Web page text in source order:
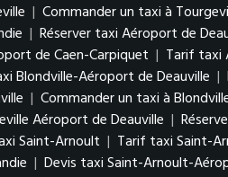
| Commander un taxi à
| Réserver taxi Aéroport de
de Caen-Carpiquet | Tarif taxi
Blondville-Aéroport de Deauville |
| Commander un taxi à
Aéroport de Deauville |
Saint-Arnoult | Tarif taxi Saint-
| Devis taxi Saint-Arnoult-